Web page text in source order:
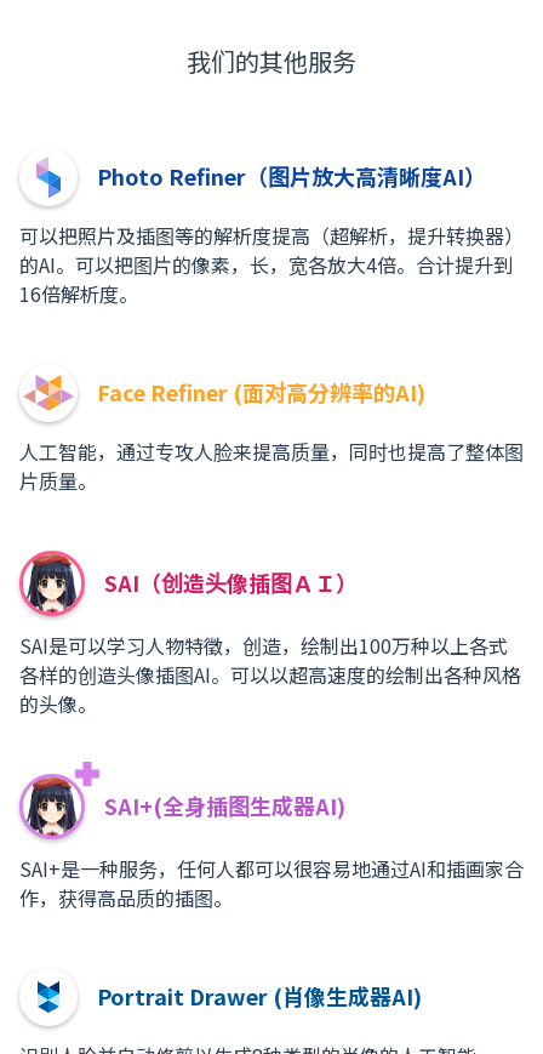
我们的其他服务
Photo Refiner（图片放大高清晰度AI）
可以把照片及插图等的解析度提高（超解析，提升转换器）
的AI。可以把图片的像素，长，宽各放大4倍。合计提升到
16倍解析度。
Face Refiner (面对高分辨率的AI)
人工智能，通过专攻人脸来提高质量，同时也提高了整体图
片质量。
SAI（创造头像插图ＡＩ）
SAI是可以学习人物特徵，创造，绘制出100万种以上各式
各样的创造头像插图AI。可以以超高速度的绘制出各种风格
的头像。
SAI+(全身插图生成器AI)
SAI+是一种服务，任何人都可以很容易地通过AI和插画家合
作，获得高品质的插图。
Portrait Drawer (肖像生成器AI)